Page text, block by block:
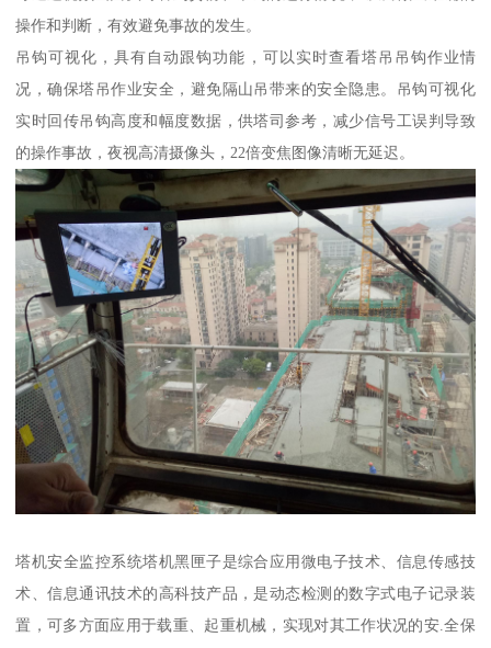
操作和判断，有效避免事故的发生。
吊钩可视化，具有自动跟钩功能，可以实时查看塔吊吊钩作业情
况，确保塔吊作业安全，避免隔山吊带来的安全隐患。吊钩可视化
实时回传吊钩高度和幅度数据，供塔司参考，减少信号工误判导致
的操作事故，夜视高清摄像头，22倍变焦图像清晰无延迟。
塔机安全监控系统塔机黑匣子是综合应用微电子技术、信息传感技
术、信息通讯技术的高科技产品，是动态检测的数字式电子记录装
置，可多方面应用于载重、起重机械，实现对其工作状况的安.全保